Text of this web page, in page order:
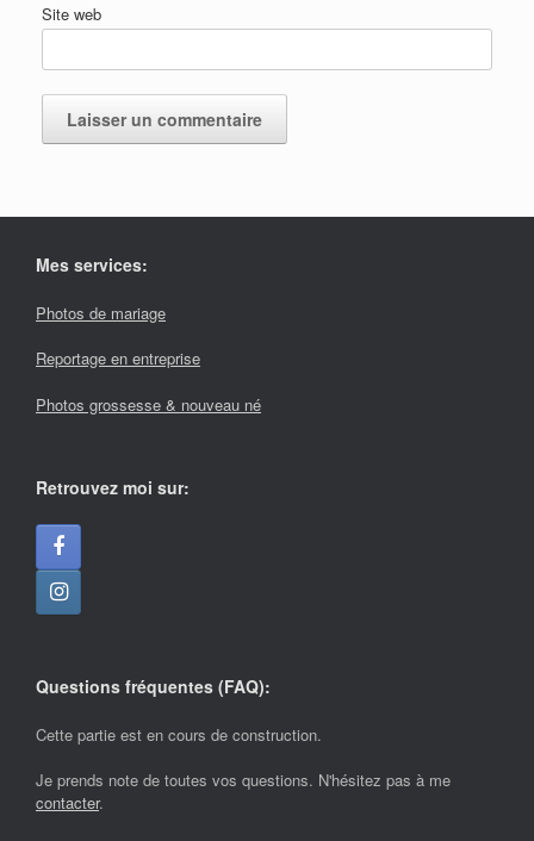
Site web
Mes services:
Photos de mariage
Reportage en entreprise
Photos grossesse & nouveau né
Retrouvez moi sur:
Questions fréquentes (FAQ):
Cette partie est en cours de construction.
Je prends note de toutes vos questions. N'hésitez pas à me
contacter.